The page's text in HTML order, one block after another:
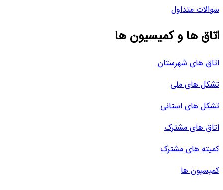
سوالات متداول
اتاق ها و کمیسیون ها
اتاق های شهرستان
تشکل های ملی
تشکل های استانی
اتاق های مشترک
کمیته های مشترک
کمیسیون ها